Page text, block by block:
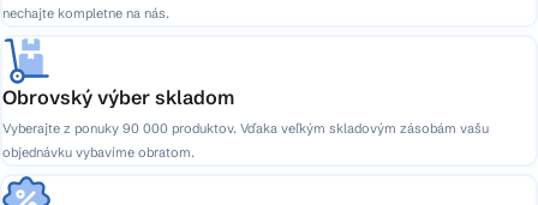
nechajte kompletne na nás.
Obrovský výber skladom
Vyberajte z ponuky 90 000 produktov. Vďaka veľkým skladovým zásobám vašu
objednávku vybavíme obratom.